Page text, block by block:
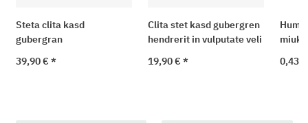
Steta clita kasd
gubergran
39,90 € *
Clita stet kasd gubergren
hendrerit in vulputate veli
19,90 € *
miuk
0,43